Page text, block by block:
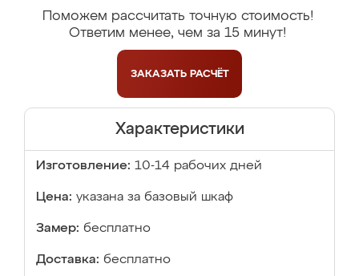
Поможем рассчитать точную стоимость!
Ответим менее, чем за 15 минут!
ЗАКАЗАТЬ РАСЧЁТ
Характеристики
Изготовление: 10-14 рабочих дней
Цена: указана за базовый шкаф
Замер: бесплатно
Доставка: бесплатно